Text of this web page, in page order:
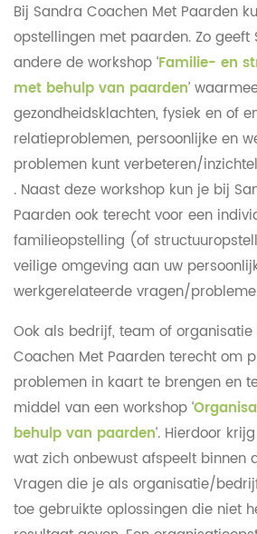
Bij Sandra Coachen Met Paarden
opstellingen met paarden. Zo geeft
andere de workshop ‘Familie- en
met behulp van paarden’
gezondheidsklachten, fysiek en of
relatieproblemen, persoonlijke en
problemen kunt verbeteren/
. Naast deze workshop kun je bij
Paarden ook terecht voor een
familieopstelling (of
veilige omgeving aan uw
werkgerelateerde vragen/
Ook als bedrijf, team of
Coachen Met Paarden terecht om
problemen in kaart te brengen en
middel van een workshop ‘
behulp van paarden‘. Hierdoor
wat zich onbewust afspeelt binnen
Vragen die je als organisatie/
toe gebruikte oplossingen die niet